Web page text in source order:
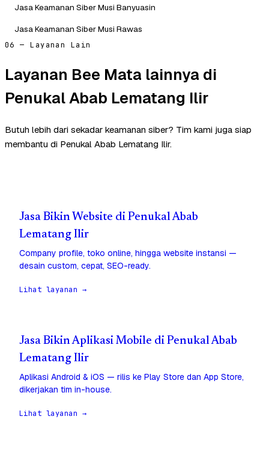
Jasa Keamanan Siber Musi Banyuasin
Jasa Keamanan Siber Musi Rawas
06 — Layanan Lain
Layanan Bee Mata lainnya di
Penukal Abab Lematang Ilir
Butuh lebih dari sekadar keamanan siber? Tim kami juga siap
membantu di Penukal Abab Lematang Ilir.
Jasa Bikin Website di Penukal Abab
Lematang Ilir
Company profile, toko online, hingga website instansi —
desain custom, cepat, SEO-ready.
Lihat layanan →
Jasa Bikin Aplikasi Mobile di Penukal Abab
Lematang Ilir
Aplikasi Android & iOS — rilis ke Play Store dan App Store,
dikerjakan tim in-house.
Lihat layanan →